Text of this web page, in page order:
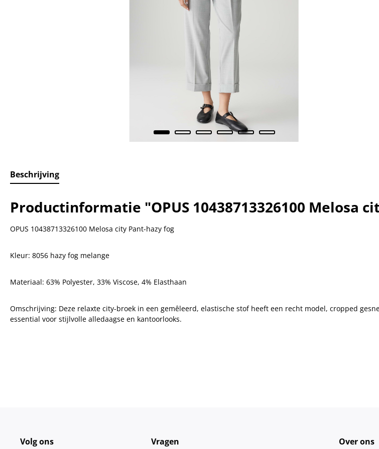
Beschrijving
Productinformatie "OPUS 10438713326100 Melosa
OPUS 10438713326100 Melosa city Pant-hazy fog
Kleur: 8056 hazy fog melange
Materiaal: 63% Polyester, 33% Viscose, 4% Elasthaan
Omschrijving: Deze relaxte city-broek in een gemêleerd, elastische stofheeft een recht model, cropped
essential voor stijlvolle alledaagse en kantoorlooks.
Volg ons Vragen Over ons